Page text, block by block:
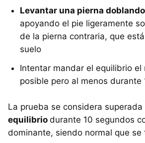
Levantar una pierna
apoyando el pie ligeramente
de la pierna contraria, que
suelo
Intentar mandar el equilibrio el
posible pero al menos durante
La prueba se considera
equilibrio durante 10 segundos
dominante, siendo normal que se